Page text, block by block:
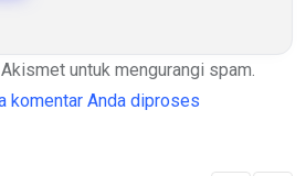
untuk mengurangi spam.
komentar Anda diproses